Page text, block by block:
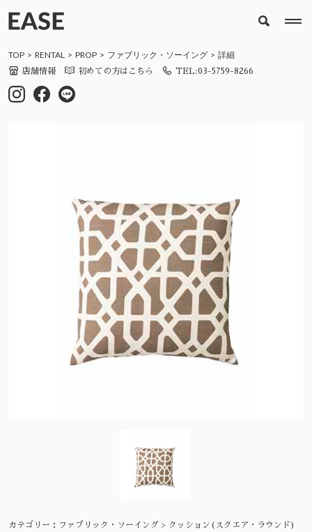
TOP RENTAL PROP ファブリック・ソーイング 詳細
店舗情報 初めての方はこちら TEL:03-5759-8266
カテゴリー： ファブリック・ソーイング > クッション(スクエア・ラウンド)